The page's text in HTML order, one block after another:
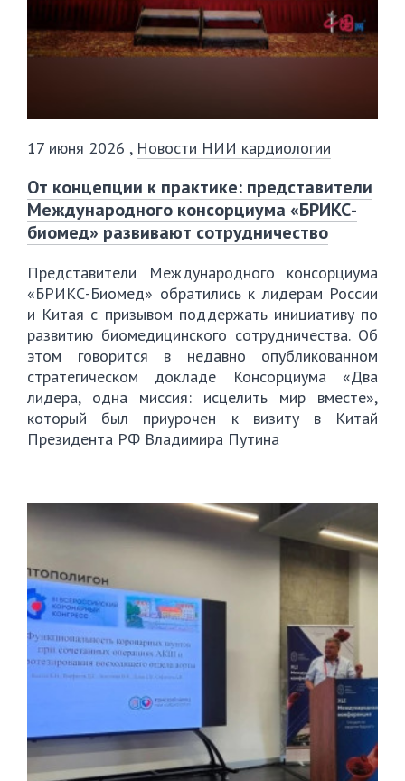
17 июня 2026 , Новости НИИ кардиологии
От концепции к практике: представители
Международного консорциума «БРИКС-
биомед» развивают сотрудничество
Представители Международного консорциума
«БРИКС-Биомед» обратились к лидерам России
и Китая с призывом поддержать инициативу по
развитию биомедицинского сотрудничества. Об
этом говорится в недавно опубликованном
стратегическом докладе Консорциума «Два
лидера, одна миссия: исцелить мир вместе»,
который был приурочен к визиту в Китай
Президента РФ Владимира Путина